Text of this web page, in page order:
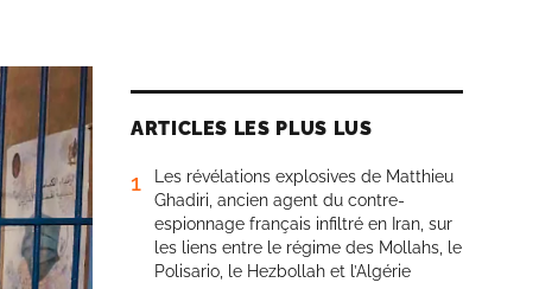
ARTICLES LES PLUS LUS
1
Les révélations explosives de Matthieu
Ghadiri, ancien agent du contre-
espionnage français infiltré en Iran, sur
les liens entre le régime des Mollahs, le
Polisario, le Hezbollah et l’Algérie